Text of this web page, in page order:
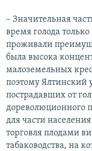
– Значительная
время голода
проживали
была высока
малоземельных
поэтому Ялтинский
пострадавших от
дореволюционного
для части
торговля плодами
табаководства, на